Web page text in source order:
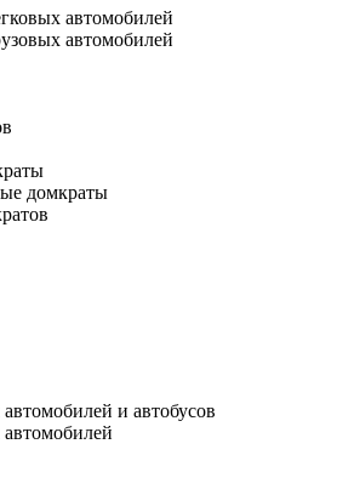
автомобилей
автомобилей
домкраты
и автобусов